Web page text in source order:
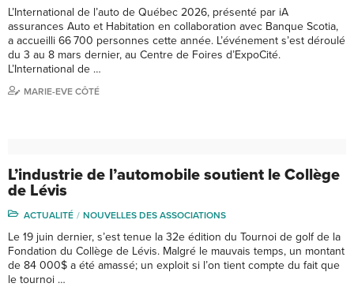
L’International de l’auto de Québec 2026, présenté par iA
assurances Auto et Habitation en collaboration avec Banque Scotia,
a accueilli 66 700 personnes cette année. L’événement s’est déroulé
du 3 au 8 mars dernier, au Centre de Foires d’ExpoCité.
L’International de …
MARIE-EVE CÔTÉ
L’industrie de l’automobile soutient le Collège
de Lévis
ACTUALITÉ NOUVELLES DES ASSOCIATIONS
Le 19 juin dernier, s’est tenue la 32e édition du Tournoi de golf de la
Fondation du Collège de Lévis. Malgré le mauvais temps, un montant
de 84 000$ a été amassé; un exploit si l’on tient compte du fait que
le tournoi …